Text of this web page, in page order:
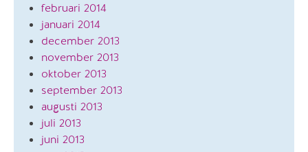
februari 2014
januari 2014
december 2013
november 2013
oktober 2013
september 2013
augusti 2013
juli 2013
juni 2013